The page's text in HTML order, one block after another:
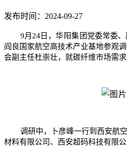
发布时间：2024-09-27
9月24日， 华阳集团 党委常委
阎良国家航空高技术产业基地参观
会副主任杜崇壮，就碳纤维市场需
调研中，卜彦峰一行到西安航
材料有限公司、西安超码科技有限